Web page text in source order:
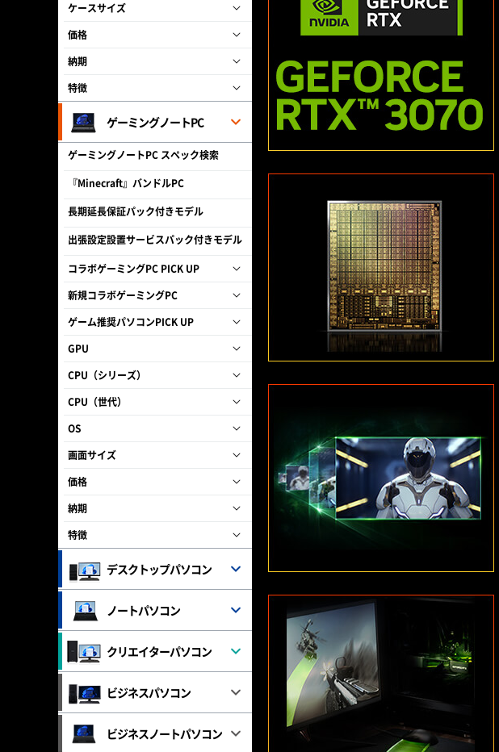
ケースサイズ
価格
納期
特徴
ゲーミングノートPC
ゲーミングノートPC スペック検索
『Minecraft』バンドルPC
長期延長保証パック付きモデル
出張設定設置サービスパック付きモデル
コラボゲーミングPC PICK UP
新規コラボゲーミングPC
ゲーム推奨パソコンPICK UP
GPU
CPU（シリーズ）
CPU（世代）
OS
画面サイズ
価格
納期
特徴
デスクトップパソコン
ノートパソコン
クリエイターパソコン
ビジネスパソコン
ビジネスノートパソコン